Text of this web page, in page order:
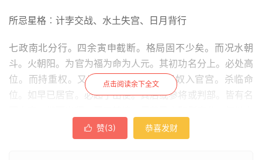
所忌星格︰计孛交战、水土失宫、日月背行
七政南北分行。四余寅申截断。格局固不少矣。而况水朝
斗。火朝阳。为官为福为命为人元。其初功名分上。必处高
位。而持重权。又岂一州一邑之长。但奴入官宫。杀临命
位。如早已居官。必起于出使。其后或参将或判部。皆有名
漂白羊。土埋双女。非家破人亡之余。则又不可。故双亲早
丧。骨肉分离。宾对出于名门大族。然不少一旬。不许偕
点击阅读余下全文
 赞(3) 恭喜发财